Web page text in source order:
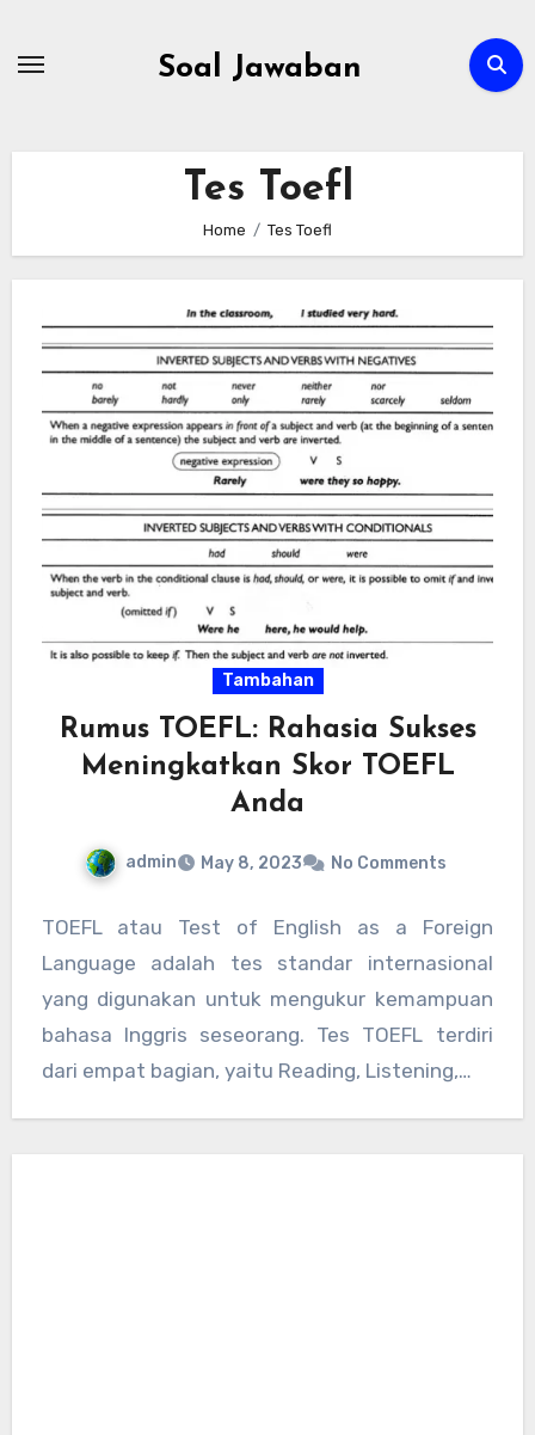
Soal Jawaban
Tes Toefl
Home Tes Toefl
Tambahan
Rumus TOEFL: Rahasia Sukses
Meningkatkan Skor TOEFL
Anda
admin May 8, 2023 No Comments
TOEFL atau Test of English as a Foreign
Language adalah tes standar internasional
yang digunakan untuk mengukur kemampuan
bahasa Inggris seseorang. Tes TOEFL terdiri
dari empat bagian, yaitu Reading, Listening,…